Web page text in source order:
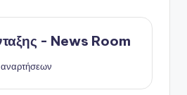
- News Room